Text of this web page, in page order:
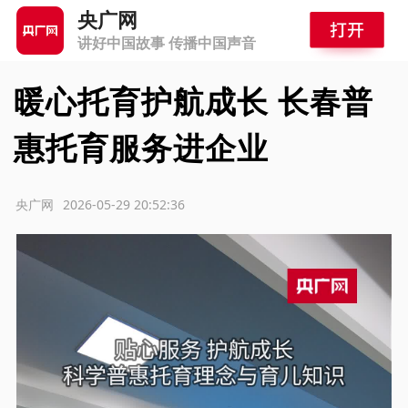
央广网
讲好中国故事 传播中国声音
暖心托育护航成长 长春普
惠托育服务进企业
2026-05-29 20:52:36
央广网